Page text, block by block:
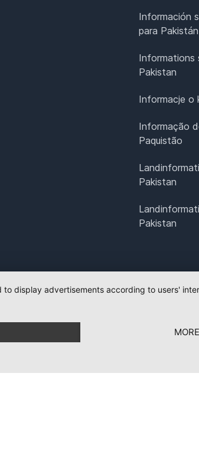
Información
para Pakistán
Informations
Pakistan
Informacje o
Informação
Paquistão
Pakistan
Pakistan
display advertisements according to users'
MORE